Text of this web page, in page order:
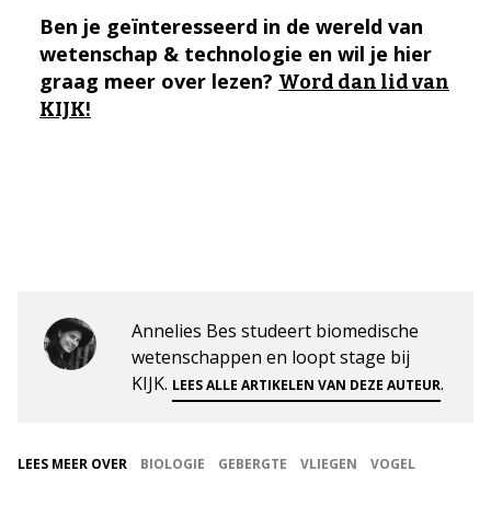
Ben je geïnteresseerd in de wereld van
wetenschap & technologie en wil je hier
graag meer over lezen? Word dan lid van
KIJK!
Annelies Bes studeert biomedische
wetenschappen en loopt stage bij
KIJK. LEES ALLE ARTIKELEN VAN DEZE AUTEUR.
LEES MEER OVER BIOLOGIE GEBERGTE VLIEGEN VOGEL